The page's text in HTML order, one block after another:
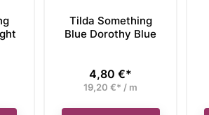
Tilda Something
Blue Dorothy Blue
Preis
4,80 €*
19,20 €* / m